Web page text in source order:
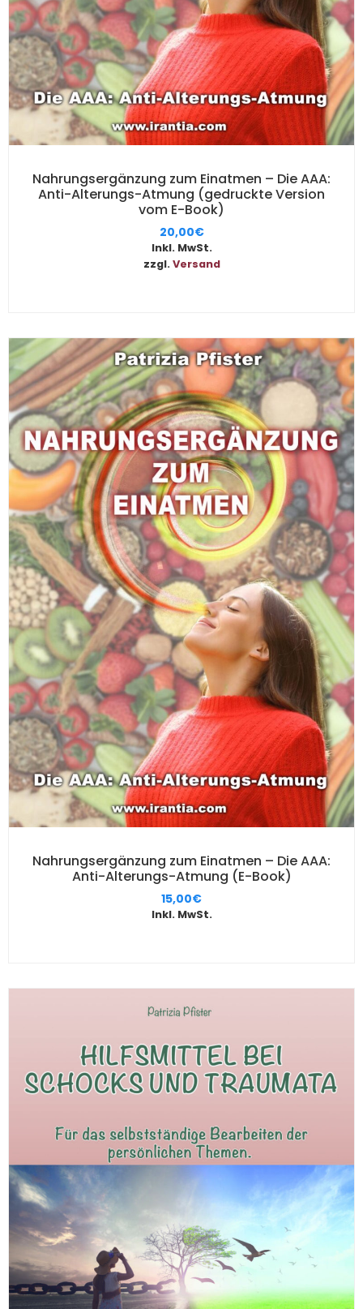
Nahrungsergänzung zum Einatmen – Die AAA:
Anti-Alterungs-Atmung (gedruckte Version
vom E-Book)
20,00€
Inkl. MwSt.
zzgl. Versand
Nahrungsergänzung zum Einatmen – Die AAA:
Anti-Alterungs-Atmung (E-Book)
15,00€
Inkl. MwSt.